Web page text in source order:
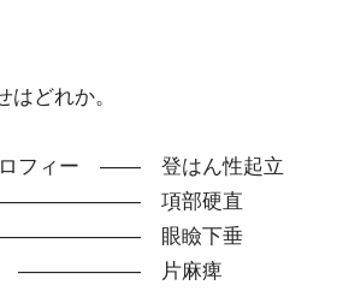
はどれか。
ロフィー ―― 登はん性起立
項部硬直
――――――― 眼瞼下垂
病 ―――――― 片麻痺